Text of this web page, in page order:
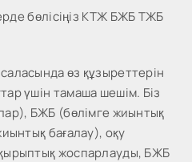
бөлісіңіз КТЖ БЖБ ТЖБ
өз құзыреттерін
үшін тамаша шешім. Біз
БЖБ (бөлімге жиынтық
бағалау), оқу
жоспарлауды, БЖБ